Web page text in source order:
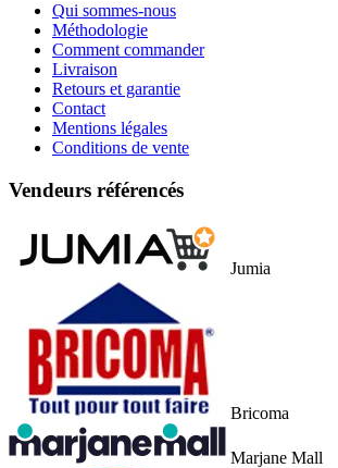
Qui sommes-nous
Méthodologie
Comment commander
Livraison
Retours et garantie
Contact
Mentions légales
Conditions de vente
Vendeurs référencés
Jumia
Bricoma
Marjane Mall